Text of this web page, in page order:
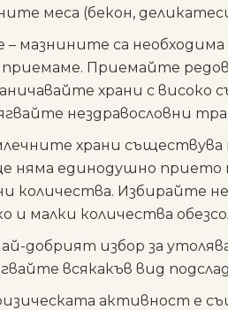
меса (бекон,
– мазнините са
Приемайте
храни с високо
нездравословни
храни съществува
няма единодушно прието
количества. Избирайте
и малки количества
добрият избор за
всякакъв вид
активност е